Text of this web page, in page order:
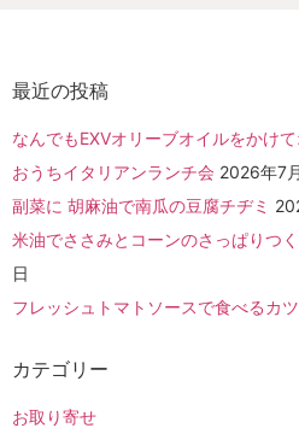
最近の投稿
なんでもEXVオリーブオイルをかけ
おうちイタリアンランチ会 2026年7
副菜に 胡麻油で南瓜の豆腐チヂミ
米油でささみとコーンのさっぱりつ
日
フレッシュトマトソースで食べるカ
カテゴリー
お取り寄せ